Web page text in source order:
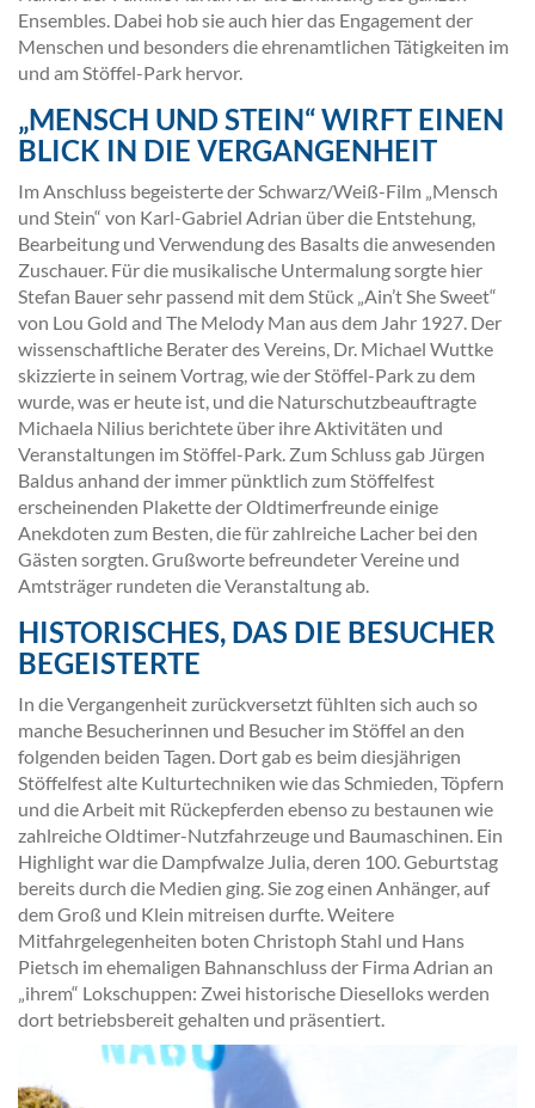
Ensembles. Dabei hob sie auch hier das Engagement der
Menschen und besonders die ehrenamtlichen Tätigkeiten im
und am Stöffel-Park hervor.
„MENSCH UND STEIN“ WIRFT EINEN
BLICK IN DIE VERGANGENHEIT
Im Anschluss begeisterte der Schwarz/Weiß-Film „Mensch
und Stein“ von Karl-Gabriel Adrian über die Entstehung,
Bearbeitung und Verwendung des Basalts die anwesenden
Zuschauer. Für die musikalische Untermalung sorgte hier
Stefan Bauer sehr passend mit dem Stück „Ain’t She Sweet“
von Lou Gold and The Melody Man aus dem Jahr 1927. Der
wissenschaftliche Berater des Vereins, Dr. Michael Wuttke
skizzierte in seinem Vortrag, wie der Stöffel-Park zu dem
wurde, was er heute ist, und die Naturschutzbeauftragte
Michaela Nilius berichtete über ihre Aktivitäten und
Veranstaltungen im Stöffel-Park. Zum Schluss gab Jürgen
Baldus anhand der immer pünktlich zum Stöffelfest
erscheinenden Plakette der Oldtimerfreunde einige
Anekdoten zum Besten, die für zahlreiche Lacher bei den
Gästen sorgten. Grußworte befreundeter Vereine und
Amtsträger rundeten die Veranstaltung ab.
HISTORISCHES, DAS DIE BESUCHER
BEGEISTERTE
In die Vergangenheit zurückversetzt fühlten sich auch so
manche Besucherinnen und Besucher im Stöffel an den
folgenden beiden Tagen. Dort gab es beim diesjährigen
Stöffelfest alte Kulturtechniken wie das Schmieden, Töpfern
und die Arbeit mit Rückepferden ebenso zu bestaunen wie
zahlreiche Oldtimer-Nutzfahrzeuge und Baumaschinen. Ein
Highlight war die Dampfwalze Julia, deren 100. Geburtstag
bereits durch die Medien ging. Sie zog einen Anhänger, auf
dem Groß und Klein mitreisen durfte. Weitere
Mitfahrgelegenheiten boten Christoph Stahl und Hans
Pietsch im ehemaligen Bahnanschluss der Firma Adrian an
„ihrem“ Lokschuppen: Zwei historische Dieselloks werden
dort betriebsbereit gehalten und präsentiert.